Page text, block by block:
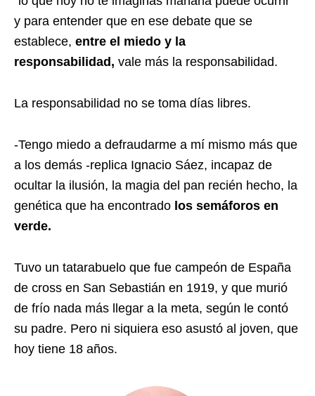
y para entender que en ese debate que se
establece, entre el miedo y la
responsabilidad, vale más la responsabilidad.
La responsabilidad no se toma días libres.
-Tengo miedo a defraudarme a mí mismo más que
a los demás -replica Ignacio Sáez, incapaz de
ocultar la ilusión, la magia del pan recién hecho, la
genética que ha encontrado los semáforos en
verde.
Tuvo un tatarabuelo que fue campeón de España
de cross en San Sebastián en 1919, y que murió
de frío nada más llegar a la meta, según le contó
su padre. Pero ni siquiera eso asustó al joven, que
hoy tiene 18 años.